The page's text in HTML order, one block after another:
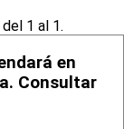
1 al 1.
en
Consultar